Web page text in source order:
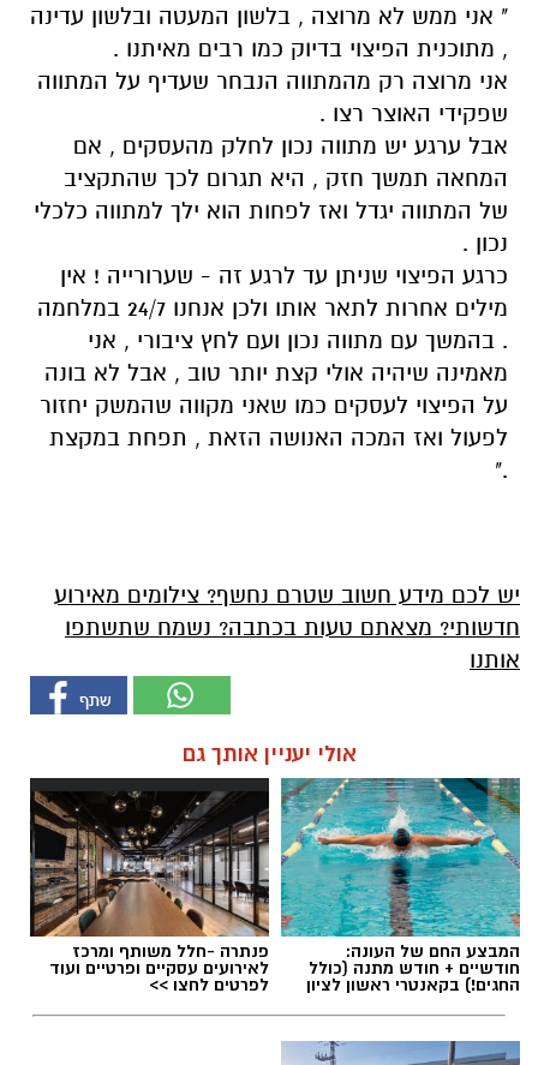
" אני ממש לא מרוצה , בלשון המעטה ובלשון עדינה
, מתוכנית הפיצוי בדיוק כמו רבים מאיתנו .
אני מרוצה רק מהמתווה הנבחר שעדיף על המתווה
שפקידי האוצר רצו .
אבל ערגע יש מתווה נכון לחלק מהעסקים , אם
המחאה תמשך חזק , היא תגרום לכך שהתקציב
של המתווה יגדל ואז לפחות הוא ילך למתווה כלכלי
נכון .
כרגע הפיצוי שניתן עד לרגע זה - שערורייה ! אין
מילים אחרות לתאר אותו ולכן אנחנו 24/7 במלחמה
. בהמשך עם מתווה נכון ועם לחץ ציבורי , אני
מאמינה שיהיה אולי קצת יותר טוב , אבל לא בונה
על הפיצוי לעסקים כמו שאני מקווה שהמשק יחזור
לפעול ואז המכה האנושה הזאת , תפחת במקצת
."
יש לכם מידע חשוב שטרם נחשף? צילומים מאירוע
חדשותי? מצאתם טעות בכתבה? נשמח שתשתפו
אותנו
אולי יעניין אותך גם
המבצע החם של העונה:
חודשיים + חודש מתנה (כולל
החגים!) בקאנטרי ראשון לציון
פנתרה -חלל משותף ומרכז
לאירועים עסקיים ופרטיים ועוד
לפרטים לחצו >>